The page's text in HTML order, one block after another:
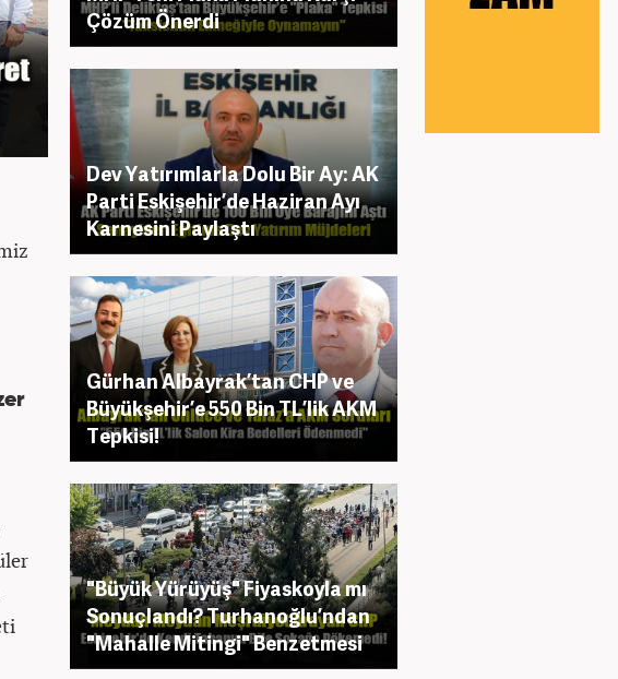
Çözüm Önerdi
Dev Yatırımlarla Dolu Bir Ay: AK
Parti Eskişehir’de Haziran Ayı
Karnesini Paylaştı
Gürhan Albayrak’tan CHP ve
Büyükşehir’e 550 Bin TL’lik AKM
Tepkisi!
"Büyük Yürüyüş" Fiyaskoyla mı
Sonuçlandı? Turhanoğlu’ndan
"Mahalle Mitingi" Benzetmesi